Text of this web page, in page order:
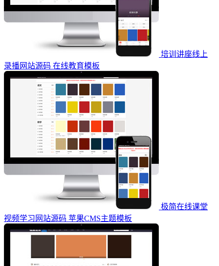
培训讲座线上
录播网站源码 在线教育模板
极简在线课堂
视频学习网站源码 苹果CMS主题模板